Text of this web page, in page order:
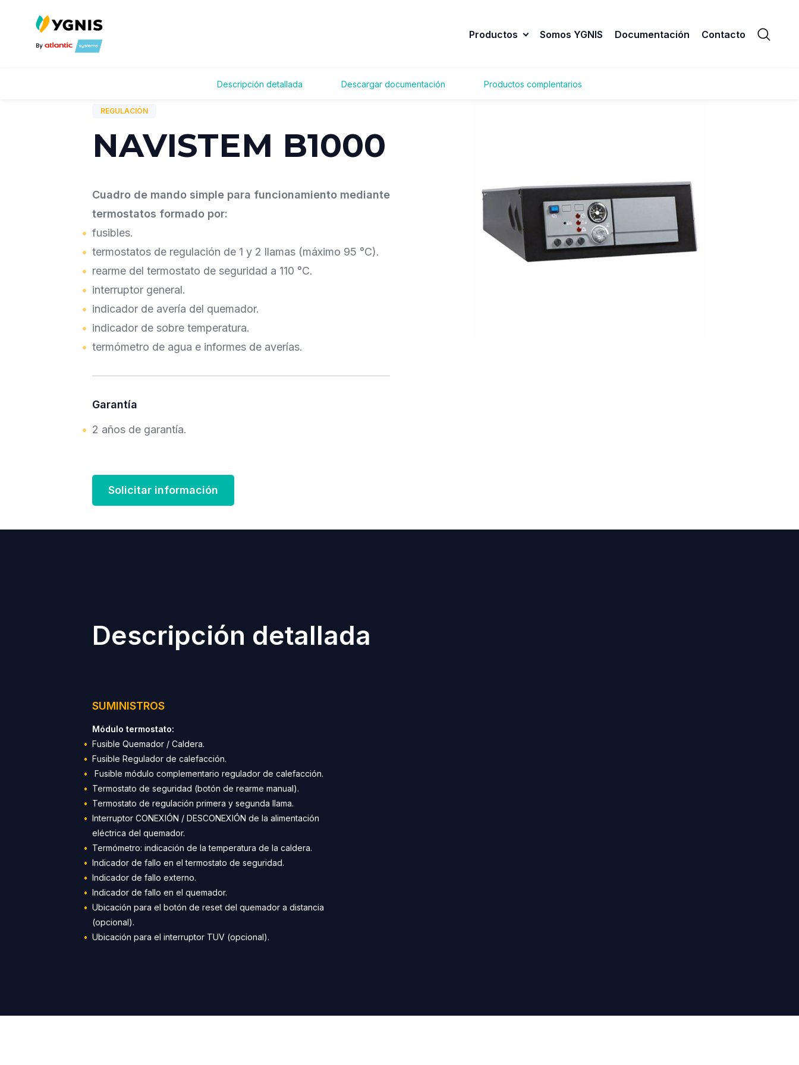
Productos Somos YGNIS Documentación Contacto
Descripción detallada Descargar documentación Productos complentarios
REGULACIÓN
NAVISTEM B1000
Cuadro de mando simple para funcionamiento mediante
termostatos formado por:
fusibles.
termostatos de regulación de 1 y 2 llamas (máximo 95 °C).
rearme del termostato de seguridad a 110 °C.
interruptor general.
indicador de avería del quemador.
indicador de sobre temperatura.
termómetro de agua e informes de averías.
Garantía
2 años de garantía.
Solicitar información
Descripción detallada
SUMINISTROS
Módulo termostato:
Fusible Quemador / Caldera.
Fusible Regulador de calefacción.
Fusible módulo complementario regulador de calefacción.
Termostato de seguridad (botón de rearme manual).
Termostato de regulación primera y segunda llama.
Interruptor CONEXIÓN / DESCONEXIÓN de la alimentación
eléctrica del quemador.
Termómetro: indicación de la temperatura de la caldera.
Indicador de fallo en el termostato de seguridad.
Indicador de fallo externo.
Indicador de fallo en el quemador.
Ubicación para el botón de reset del quemador a distancia
(opcional).
Ubicación para el interruptor TUV (opcional).